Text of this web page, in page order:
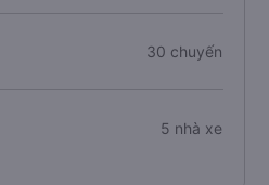
30 chuyến
5 nhà xe